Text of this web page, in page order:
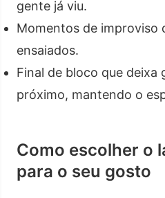
gente já viu.
Momentos de improviso
ensaiados.
Final de bloco que deixa
próximo, mantendo o
Como escolher o
para o seu gosto